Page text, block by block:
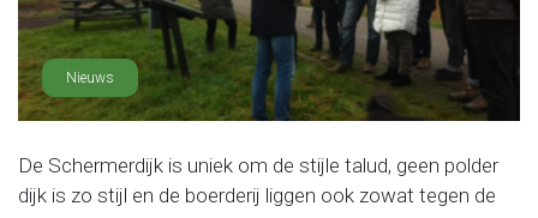
Nieuws
De Schermerdijk is uniek om de stijle talud, geen polder
dijk is zo stijl en de boerderij liggen ook zowat tegen de